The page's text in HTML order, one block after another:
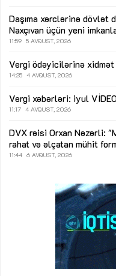
Daşıma xərclərinə dövlət
Naxçıvan üçün yeni
11:59 5 AVQUST, 2026
Vergi ödəyicilərinə
14:25 4 AVQUST, 2026
Vergi xəbərləri: iyul
11:17 4 AVQUST, 2026
DVX rəisi Orxan Nəzərli:
rahat və əlçatan mühit
11:44 6 AVQUST, 2026